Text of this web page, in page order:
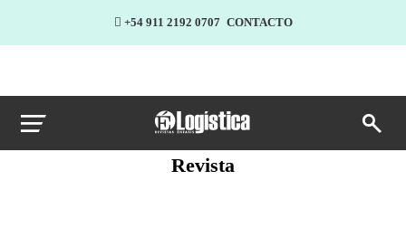
+54 911 2192 0707 CONTACTO
Revista